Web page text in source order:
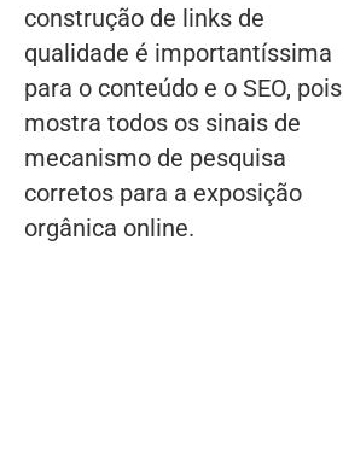
construção de links de
qualidade é importantíssima
para o conteúdo e o SEO, pois
mostra todos os sinais de
mecanismo de pesquisa
corretos para a exposição
orgânica online.